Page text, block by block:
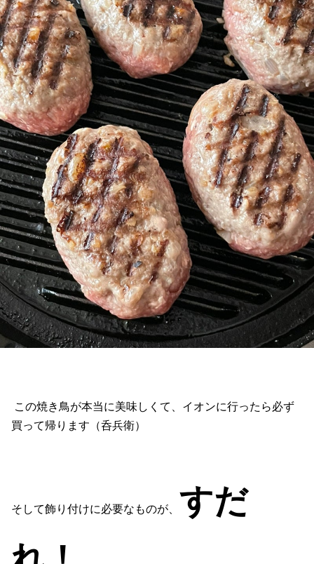
この焼き鳥が本当に美味しくて、イオンに行ったら必ず
買って帰ります（呑兵衛）
そして飾り付けに必要なものが、 すだ